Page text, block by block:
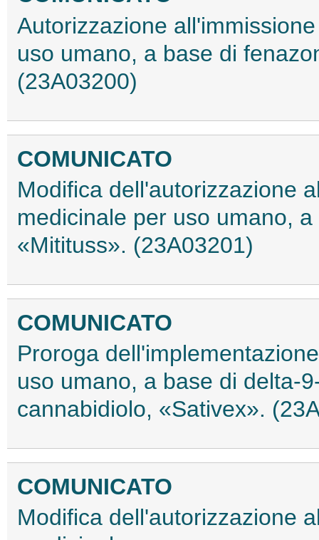
Autorizzazione
uso umano, a base di
(23A03200)
COMUNICATO
Modifica dell'autorizzazione
medicinale per uso umano,
«Mitituss». (23A03201)
COMUNICATO
Proroga
uso umano, a base di delta-
cannabidiolo, «Sativex».
COMUNICATO
Modifica dell'autorizzazione